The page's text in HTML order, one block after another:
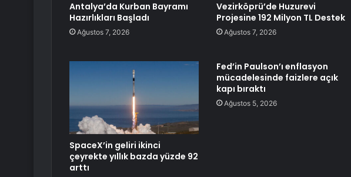
Antalya’da Kurban Bayramı
Hazırlıkları Başladı
Ağustos 7, 2026
Vezirköprü’de Huzurevi
Projesine 192 Milyon TL Destek
Ağustos 7, 2026
SpaceX’in geliri ikinci
çeyrekte yıllık bazda yüzde 92
arttı
Fed’in Paulson’ı enflasyon
mücadelesinde faizlere açık
kapı bıraktı
Ağustos 5, 2026